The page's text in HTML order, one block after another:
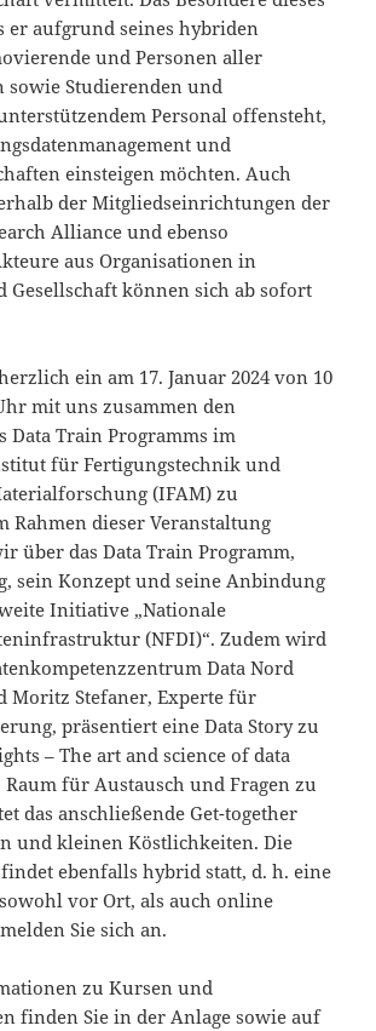
er aufgrund seines hybriden
und Personen aller
sowie Studierenden und
Personal offensteht,
und
einsteigen möchten. Auch
der Mitgliedseinrichtungen der
Alliance und ebenso
aus Organisationen in
Gesellschaft können sich ab sofort
ein am 17. Januar 2024 von 10
mit uns zusammen den
Data Train Programms im
für Fertigungstechnik und
(IFAM) zu
Rahmen dieser Veranstaltung
über das Data Train Programm,
sein Konzept und seine Anbindung
Initiative „Nationale
(NFDI)“. Zudem wird
Data Nord
Moritz Stefaner, Experte für
präsentiert eine Data Story zu
– The art and science of data
für Austausch und Fragen zu
das anschließende Get-together
und kleinen Köstlichkeiten. Die
ebenfalls hybrid statt, d. h. eine
vor Ort, als auch online
Sie sich an.
zu Kursen und
finden Sie in der Anlage sowie auf